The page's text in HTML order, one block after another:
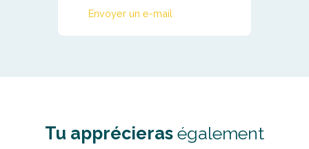
Envoyer un e-mail
Tu apprécieras également